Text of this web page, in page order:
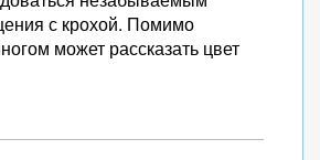
с крохой. Помимо
может рассказать цвет